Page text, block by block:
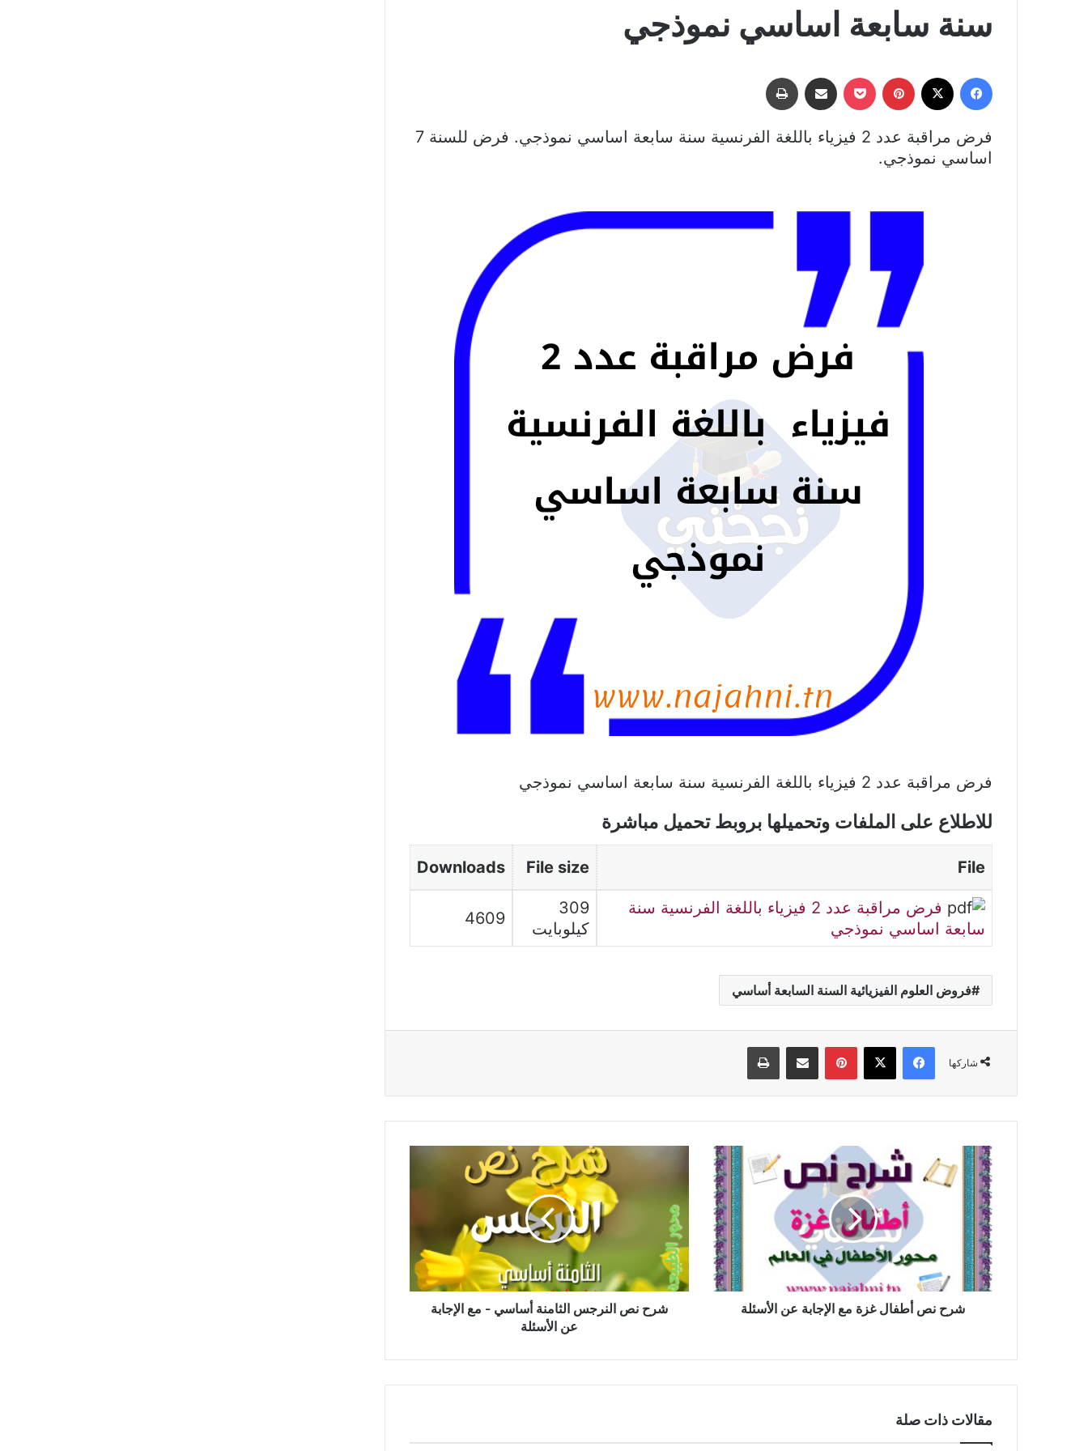
سنة سابعة اساسي نموذجي
فيسبوك بينتيريست ‫Pocket مشاركة عبر البريد
فرض مراقبة عدد 2 فيزياء باللغة الفرنسية سنة سابعة اساسي نموذجي. فرض للسنة 7
اساسي نموذجي.
فرض مراقبة عدد 2 فيزياء باللغة الفرنسية سنة سابعة اساسي نموذجي
للاطلاع على الملفات وتحميلها بروبط تحميل مباشرة
File
File size
Downloads
فرض مراقبة عدد 2 فيزياء باللغة الفرنسية سنة
سابعة اساسي نموذجي
309
كيلوبايت
4609
فروض العلوم الفيزيائية السنة السابعة أساسي
شاركها
فيسبوك ‫X بينتيريستمشاركة عبر البريد طباعة
شرح
نص
أطفال
غزة
مع
الإجابة
عن
الأسئلة
شرح نص أطفال غزة مع الإجابة عن الأسئلة
نص
النرجس
الثامنة
أساسي
مع
الإجابة
عن
الأسئلةشرح نص النرجس الثامنة أساسي - مع الإجابة
عن الأسئلة
مقالات ذات صلة